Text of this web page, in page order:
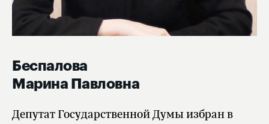
Беспалова
Марина Павловна
Депутат Государственной Думы избран в